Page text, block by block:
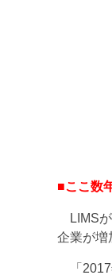
■ここ数
LIMSが
企業が増
「2017